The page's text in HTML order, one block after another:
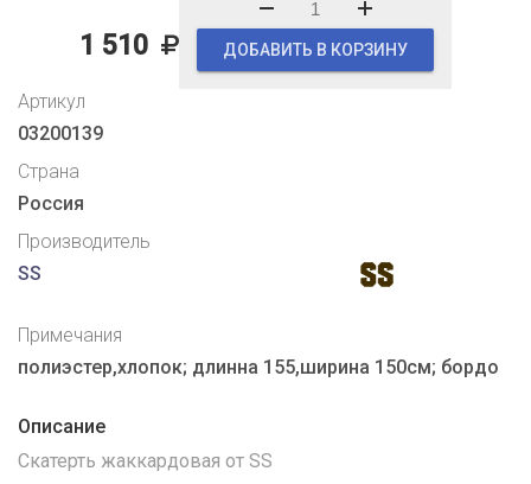
1 510 ДОБАВИТЬ В КОРЗИНУ
Артикул
03200139
Страна
Россия
Производитель
SS
Примечания
полиэстер,хлопок; длинна 155,ширина 150см; бордо
Описание
Скатерть жаккардовая от SS